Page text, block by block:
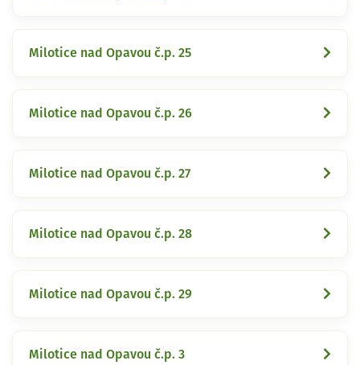
Milotice nad Opavou č.p. 25
Milotice nad Opavou č.p. 26
Milotice nad Opavou č.p. 27
Milotice nad Opavou č.p. 28
Milotice nad Opavou č.p. 29
Milotice nad Opavou č.p. 3